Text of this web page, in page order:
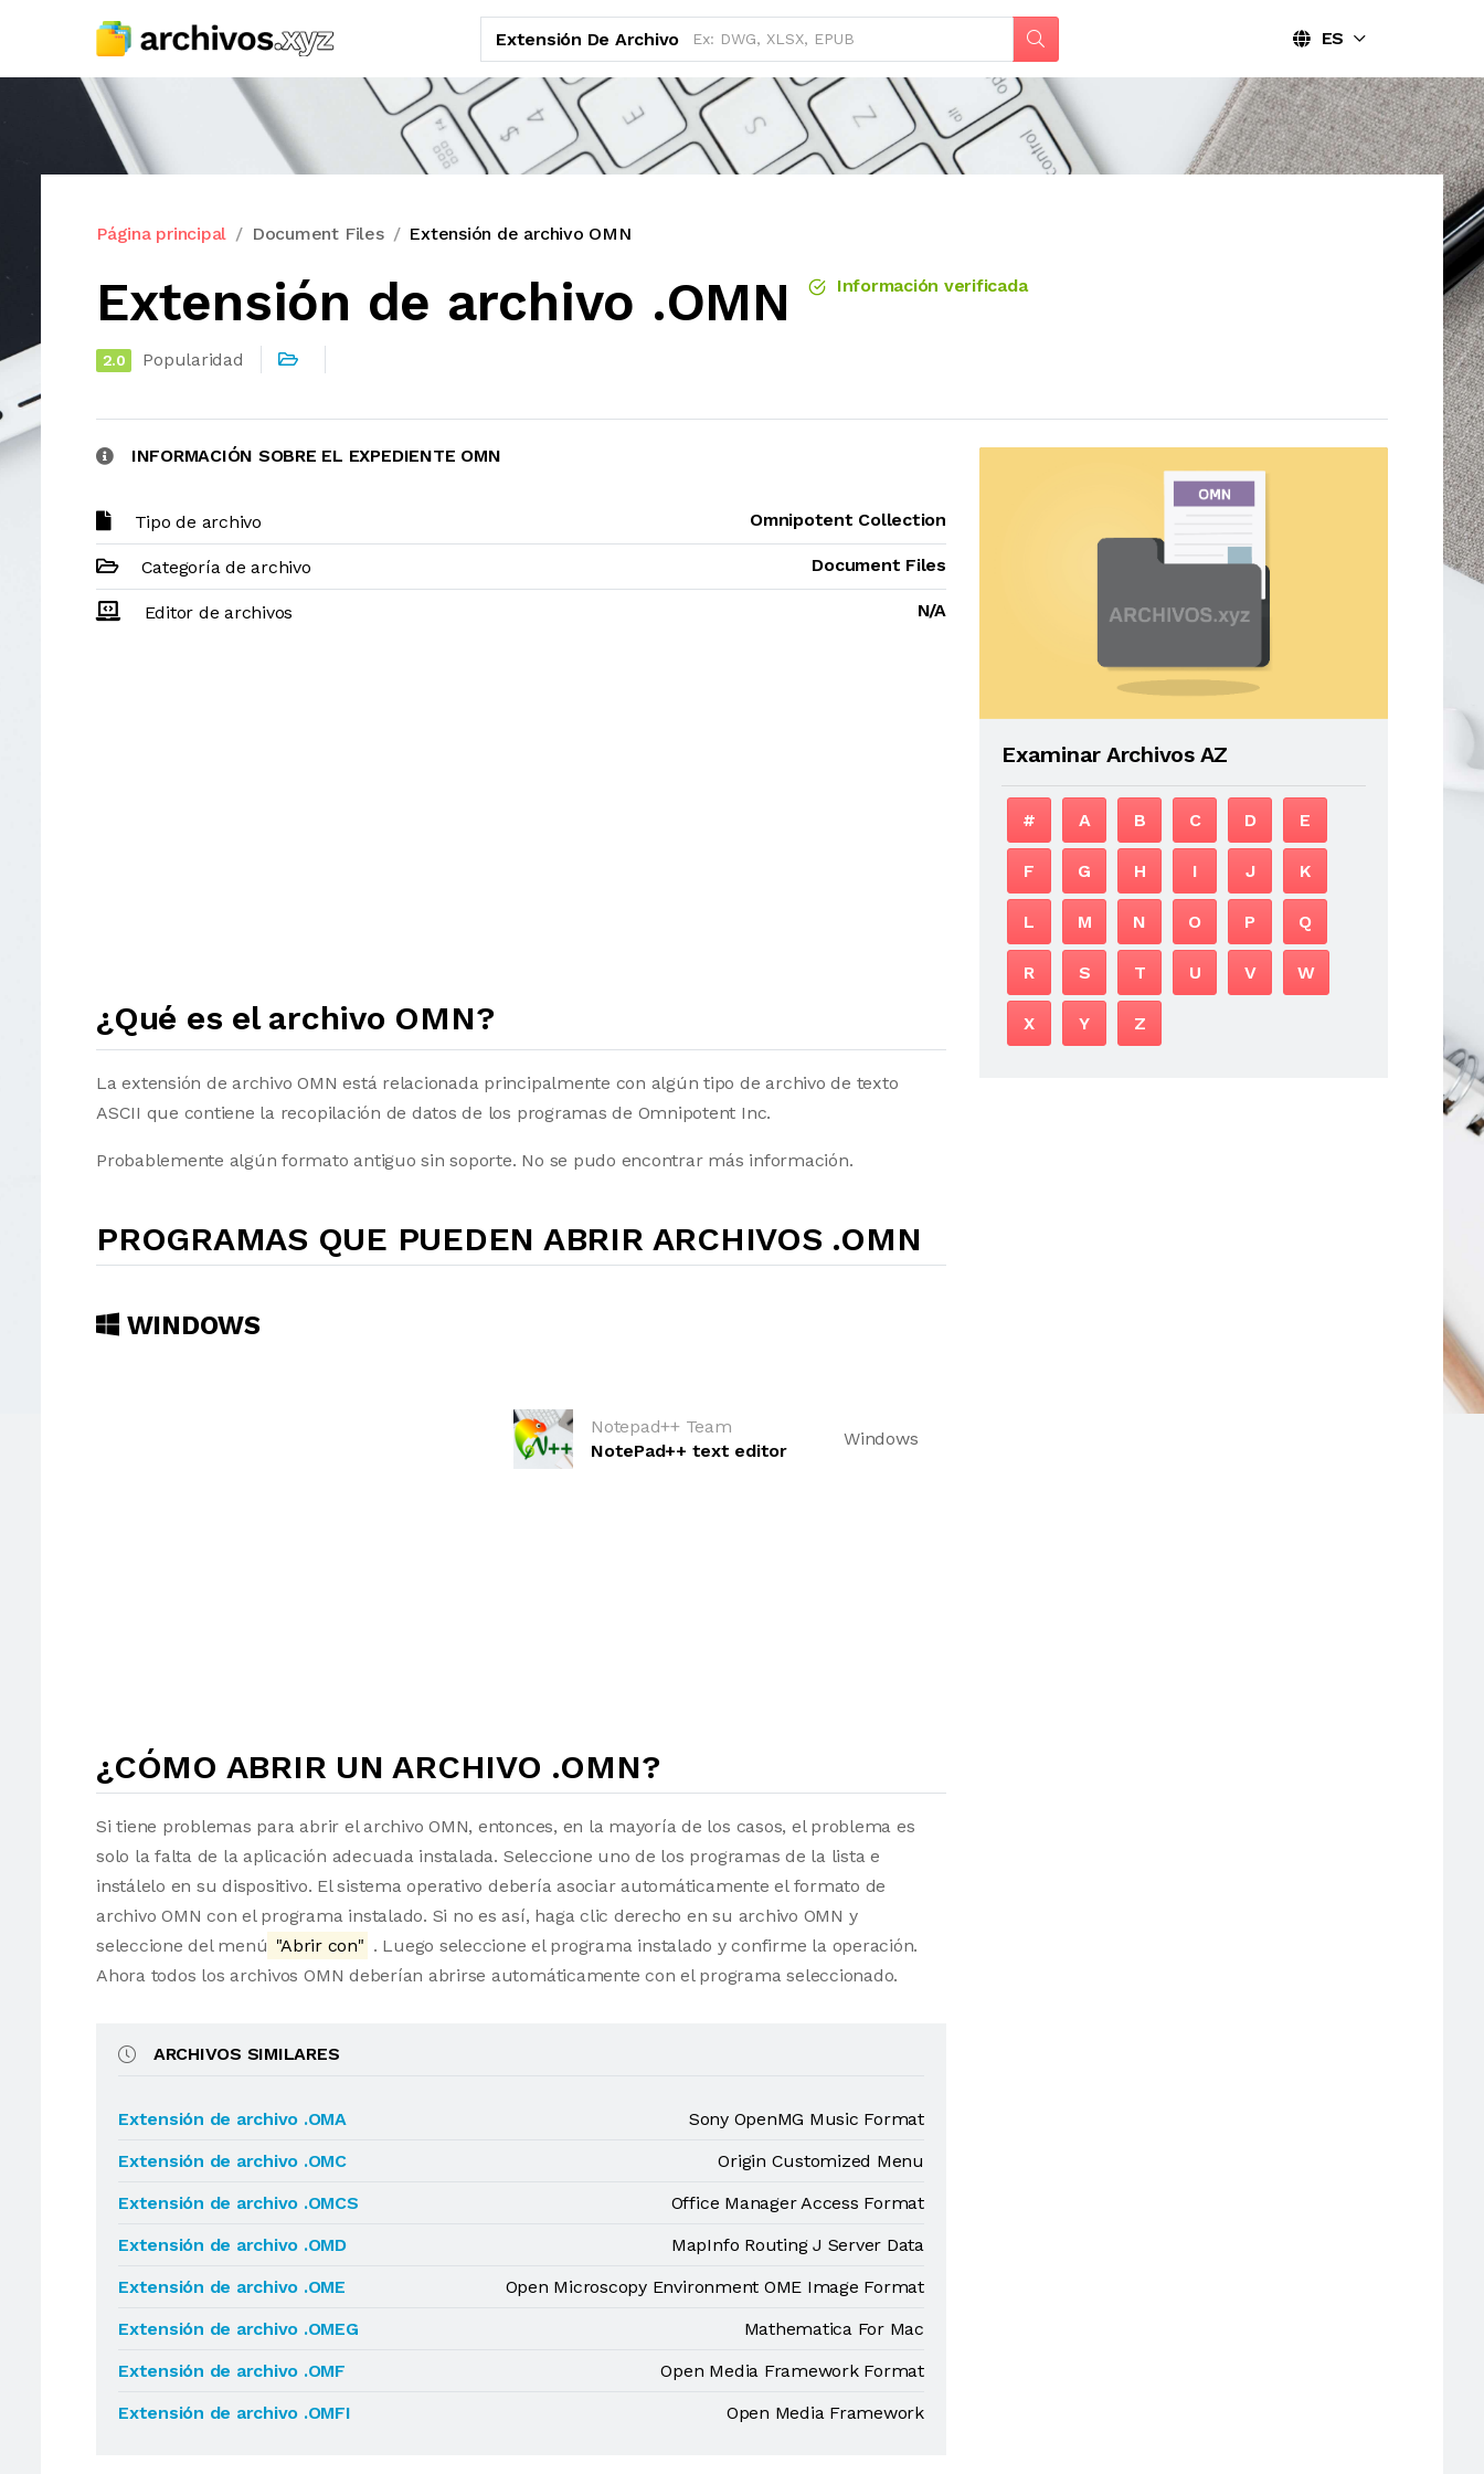
Extensión De Archivo ES
Página principal Document Files Extensión de archivo OMN
Extensión de archivo .OMN Información verificada
2.0 Popularidad
INFORMACIÓN SOBRE EL EXPEDIENTE OMN
Tipo de archivo Omnipotent Collection
Categoría de archivo Document Files
Editor de archivos N/A
¿Qué es el archivo OMN?
La extensión de archivo OMN está relacionada principalmente con algún tipo de archivo de texto
ASCII que contiene la recopilación de datos de los programas de Omnipotent Inc.
Probablemente algún formato antiguo sin soporte. No se pudo encontrar más información.
PROGRAMAS QUE PUEDEN ABRIR ARCHIVOS .OMN
WINDOWS
Notepad++ Team
NotePad++ text editor
Windows
¿CÓMO ABRIR UN ARCHIVO .OMN?
Si tiene problemas para abrir el archivo OMN, entonces, en la mayoría de los casos, el problema es
solo la falta de la aplicación adecuada instalada. Seleccione uno de los programas de la lista e
instálelo en su dispositivo. El sistema operativo debería asociar automáticamente el formato de
archivo OMN con el programa instalado. Si no es así, haga clic derecho en su archivo OMN y
seleccione del menú "Abrir con" . Luego seleccione el programa instalado y confirme la operación.
Ahora todos los archivos OMN deberían abrirse automáticamente con el programa seleccionado.
ARCHIVOS SIMILARES
Extensión de archivo .OMA
Sony OpenMG Music Format
Extensión de archivo .OMC
Origin Customized Menu
Extensión de archivo .OMCS
Office Manager Access Format
Extensión de archivo .OMD
MapInfo Routing J Server Data
Extensión de archivo .OME
Open Microscopy Environment OME Image Format
Extensión de archivo .OMEG
Mathematica For Mac
Extensión de archivo .OMF
Open Media Framework Format
Extensión de archivo .OMFI
Open Media Framework
Examinar Archivos AZ
# A B C D E
F G H I J K
L M N O P Q
R S T U V W
X Y Z